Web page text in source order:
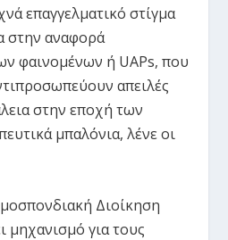
επαγγελματικό στίγμα
στην αναφορά
φαινομένων ή UAPs, που
απειλές
στην εποχή των
μπαλόνια, λένε οι
Διοίκηση
μηχανισμό για τους